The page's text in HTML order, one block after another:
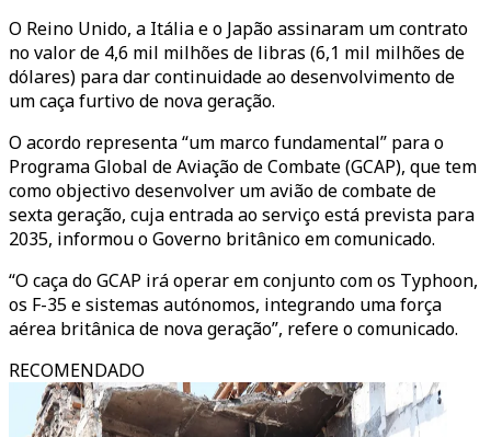
O Reino Unido, a Itália e o Japão assinaram um contrato
no valor de 4,6 mil milhões de libras (6,1 mil milhões de
dólares) para dar continuidade ao desenvolvimento de
um caça furtivo de nova geração.
O acordo representa “um marco fundamental” para o
Programa Global de Aviação de Combate (GCAP), que tem
como objectivo desenvolver um avião de combate de
sexta geração, cuja entrada ao serviço está prevista para
2035, informou o Governo britânico em comunicado.
“O caça do GCAP irá operar em conjunto com os Typhoon,
os F-35 e sistemas autónomos, integrando uma força
aérea britânica de nova geração”, refere o comunicado.
RECOMENDADO